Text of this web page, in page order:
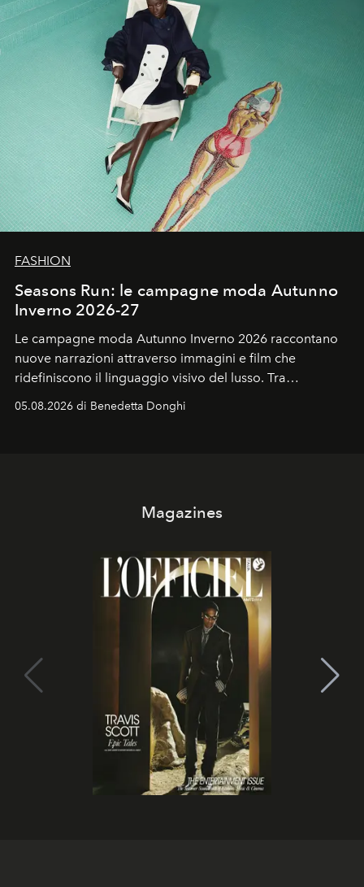
FASHION
Seasons Run: le campagne moda Autunno
Inverno 2026-27
Le campagne moda Autunno Inverno 2026 raccontano
nuove narrazioni attraverso immagini e film che
ridefiniscono il linguaggio visivo del lusso. Tra
contemporanea e storytelling d'autore, le maison
05.08.2026 di Benedetta Donghi
Magazines